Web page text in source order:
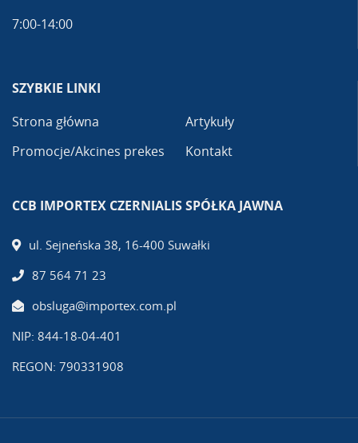
7:00-14:00
SZYBKIE LINKI
Strona główna
Promocje/Akcines prekes
Artykuły
Kontakt
CCB IMPORTEX CZERNIALIS SPÓŁKA JAWNA
ul. Sejneńska 38, 16-400 Suwałki
87 564 71 23
obsluga@importex.com.pl
NIP: 844-18-04-401
REGON: 790331908